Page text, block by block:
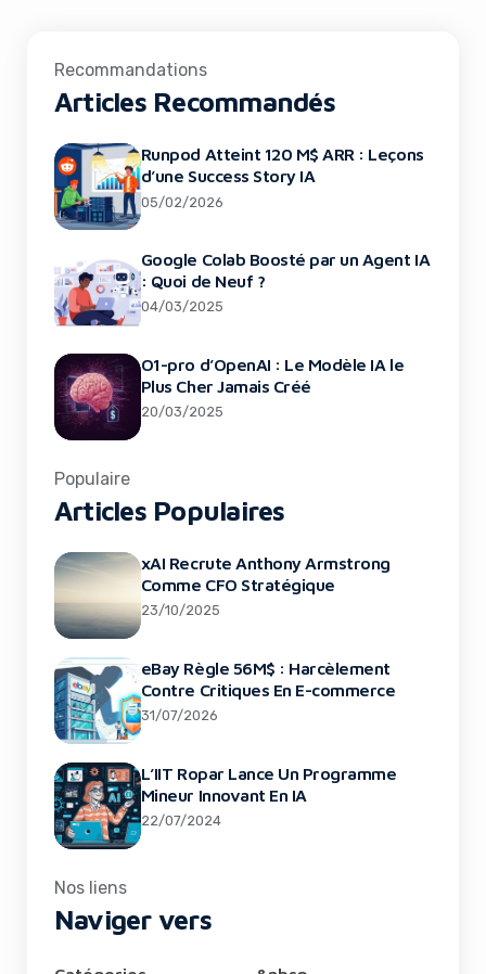
Recommandations
Articles Recommandés
Runpod Atteint 120 M$ ARR : Leçons
d’une Success Story IA
05/02/2026
Google Colab Boosté par un Agent IA
: Quoi de Neuf ?
04/03/2025
O1-pro d’OpenAI : Le Modèle IA le
Plus Cher Jamais Créé
20/03/2025
Populaire
Articles Populaires
xAI Recrute Anthony Armstrong
Comme CFO Stratégique
23/10/2025
eBay Règle 56M$ : Harcèlement
Contre Critiques En E-commerce
31/07/2026
L’IIT Ropar Lance Un Programme
Mineur Innovant En IA
22/07/2024
Nos liens
Naviger vers